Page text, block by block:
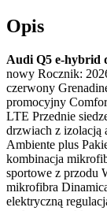
Opis
Audi Q5 e-hybrid
nowy Rocznik:
czerwony
promocyjny
LTE Przednie
drzwiach z izolacją
Ambiente plus
kombinacja
sportowe z przodu
mikrofibra
elektryczną